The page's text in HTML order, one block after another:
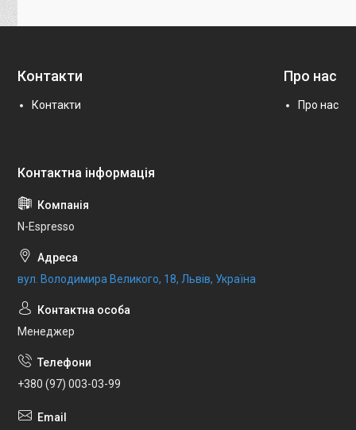
Контакти
Контакти
Про нас
Про нас
N-Espresso
вул. Володимира Великого, 18, Львів, Україна
Менеджер
+380 (97) 003-03-99